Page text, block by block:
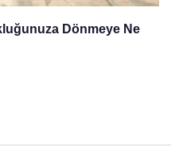
Dönmeye Ne